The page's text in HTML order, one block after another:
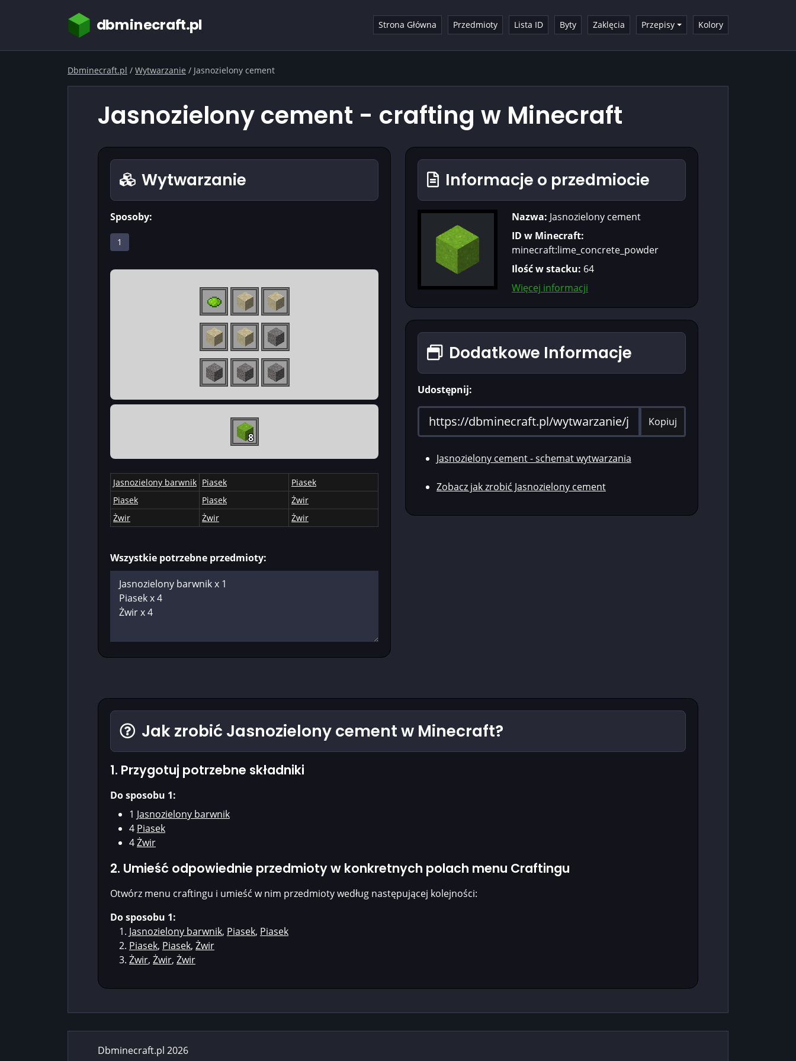
dbminecraft.pl Strona Główna Przedmioty Lista ID Byty Zaklęcia Przepisy Kolory
Dbminecraft.pl / Wytwarzanie / Jasnozielony cement
Jasnozielony cement - crafting w Minecraft
Wytwarzanie
Sposoby:
1
8
Jasnozielony barwnik Piasek
Piasek
Piasek
Piasek
Żwir
Żwir
Żwir Żwir
Wszystkie potrzebne przedmioty:
Informacje o przedmiocie
Nazwa: Jasnozielony cement
ID w Minecraft:
minecraft:lime_concrete_powder
Ilość w stacku: 64
Więcej informacji
Dodatkowe Informacje
Udostępnij:
Kopiuj
Jasnozielony cement - schemat wytwarzania
Zobacz jak zrobić Jasnozielony cement
Jak zrobić Jasnozielony cement w Minecraft?
1. Przygotuj potrzebne składniki
Do sposobu 1:
1 Jasnozielony barwnik
4 Piasek
4Żwir
2. Umieść odpowiednie przedmioty w konkretnych polach menu Craftingu
Otwórz menu craftingu i umieść w nim przedmioty według następującej kolejności:
Do sposobu 1:
Jasnozielony barwnik, Piasek, Piasek
Piasek, Piasek, Żwir
Żwir, Żwir, Żwir
Dbminecraft.pl 2026